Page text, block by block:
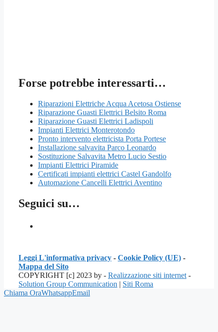
Forse potrebbe interessarti…
Riparazioni Elettriche Acqua Acetosa Ostiense
Riparazione Guasti Elettrici Belsito Roma
Riparazione Guasti Elettrici Ladispoli
Impianti Elettrici Monterotondo
Pronto intervento elettricista Porta Portese
Installazione salvavita Parco Leonardo
Sostituzione Salvavita Metro Lucio Sestio
Impianti Elettrici Piramide
Certificati impianti elettrici Castel Gandolfo
Automazione Cancelli Elettrici Aventino
Seguici su…
Leggi L'informativa privacy - Cookie Policy (UE) -
Mappa del Sito
COPYRIGHT [c] 2023 by - Realizzazione siti internet -
Solution Group Communication | Siti Roma
Chiama OraWhatsappEmail